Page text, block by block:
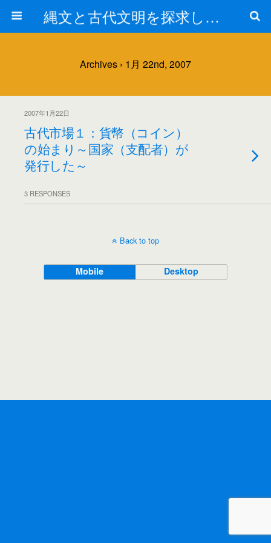
縄文と古代文明を探求しよう！
Archives › 1月 22nd, 2007
2007年1月22日
古代市場１：貨幣（コイン）
の始まり～国家（支配者）が
発行した～
3 RESPONSES
Back to top
Mobile Desktop